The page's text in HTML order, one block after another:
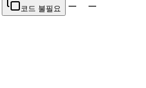
코드 불필요 —
—